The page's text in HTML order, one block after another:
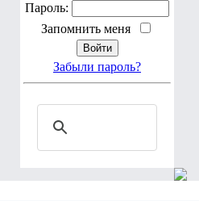
Пароль:
Запомнить меня
Забыли пароль?